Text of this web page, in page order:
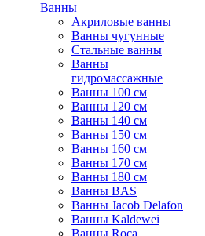
Ванны
Акриловые ванны
Ванны чугунные
Стальные ванны
Ванны
гидромассажные
Ванны 100 см
Ванны 120 см
Ванны 140 см
Ванны 150 см
Ванны 160 см
Ванны 170 см
Ванны 180 см
Ванны BAS
Ванны Jacob Delafon
Ванны Kaldewei
Ванны Roca